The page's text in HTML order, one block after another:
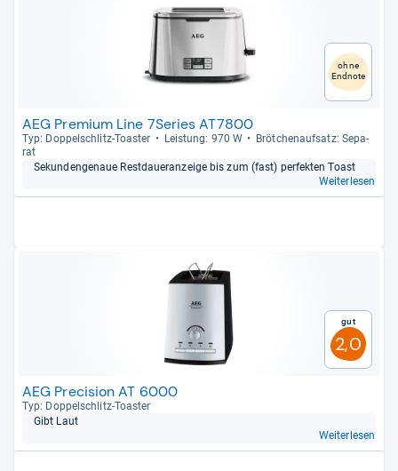
ohne
Endnote
AEG Premium Line 7Series AT7800
Typ: Dop­pel­schlitz-​Toas­ter Leis­tung: 970 W
Bröt­chen­auf­satz: Sepa­
rat
Sekunden­ge­naue Rest­dau­er­an­zeige bis zum (fast) per­fek­ten Toast
Weiterlesen
Gut
2,0
AEG Precision AT 6000
Typ: Dop­pel­schlitz-​Toas­ter
Gibt Laut
Weiterlesen